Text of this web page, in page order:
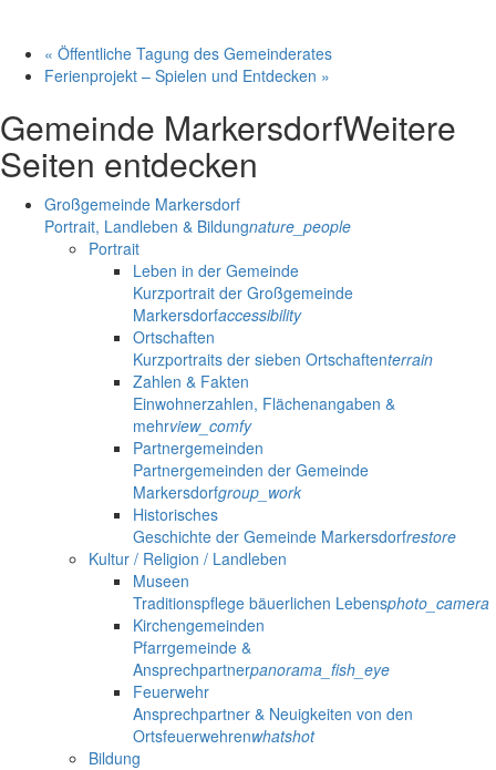
« Öffentliche Tagung des Gemeinderates
Ferienprojekt – Spielen und Entdecken »
Gemeinde MarkersdorfWeitere
Seiten entdecken
Großgemeinde Markersdorf
Portrait, Landleben & Bildungnature_people
Portrait
Leben in der Gemeinde
Kurzportrait der Großgemeinde
Markersdorfaccessibility
Ortschaften
Kurzportraits der sieben Ortschaftenterrain
Zahlen & Fakten
Einwohnerzahlen, Flächenangaben &
mehrview_comfy
Partnergemeinden
Partnergemeinden der Gemeinde
Markersdorfgroup_work
Historisches
Geschichte der Gemeinde Markersdorfrestore
Kultur / Religion / Landleben
Museen
Traditionspflege bäuerlichen Lebensphoto_camera
Kirchengemeinden
Pfarrgemeinde &
Ansprechpartnerpanorama_fish_eye
Feuerwehr
Ansprechpartner & Neuigkeiten von den
Ortsfeuerwehrenwhatshot
Bildung